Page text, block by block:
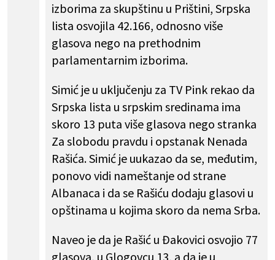
izborima za skupštinu u Prištini, Srpska
lista osvojila 42.166, odnosno više
glasova nego na prethodnim
parlamentarnim izborima.
Simić je u uključenju za TV Pink rekao da
Srpska lista u srpskim sredinama ima
skoro 13 puta više glasova nego stranka
Za slobodu pravdu i opstanak Nenada
Rašića. Simić je uukazao da se, međutim,
ponovo vidi nameštanje od strane
Albanaca i da se Rašiću dodaju glasovi u
opštinama u kojima skoro da nema Srba.
Naveo je da je Rašić u Đakovici osvojio 77
glasova, u Glogovcu 13, a da je u